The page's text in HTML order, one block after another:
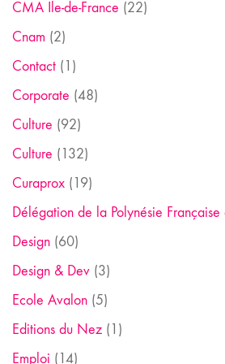
CMA Ile-de-France (22)
Cnam (2)
Contact (1)
Corporate (48)
Culture (92)
Culture (132)
Curaprox (19)
Délégation de la Polynésie Française
Design (60)
Design & Dev (3)
Ecole Avalon (5)
Editions du Nez (1)
Emploi (14)